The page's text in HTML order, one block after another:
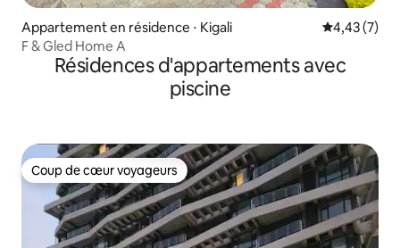
Appartement en résidence ⋅ Kigali Évaluation
4,43 (7)
F & Gled Home A
Résidences d'appartements avec
piscine
Coup de cœur voyageurs
Coup de cœur voyageurs